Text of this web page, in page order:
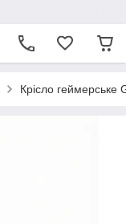
Крісло геймерське